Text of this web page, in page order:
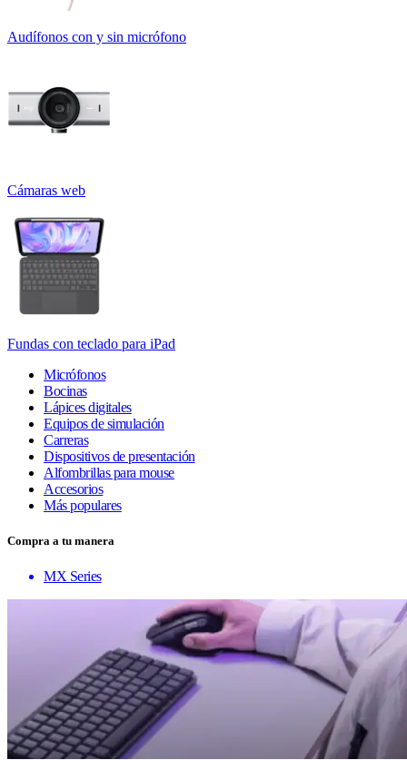
Audífonos con y sin micrófono
Cámaras web
Fundas con teclado para iPad
Micrófonos
Bocinas
Lápices digitales
Equipos de simulación
Carreras
Dispositivos de presentación
Alfombrillas para mouse
Accesorios
Más populares
Compra a tu manera
MX Series